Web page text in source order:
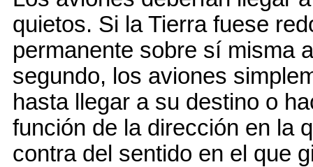
quietos. Si la Tierra fuese
permanente sobre sí misma
segundo, los aviones
hasta llegar a su destino o
función de la dirección en la
contra del sentido en el que